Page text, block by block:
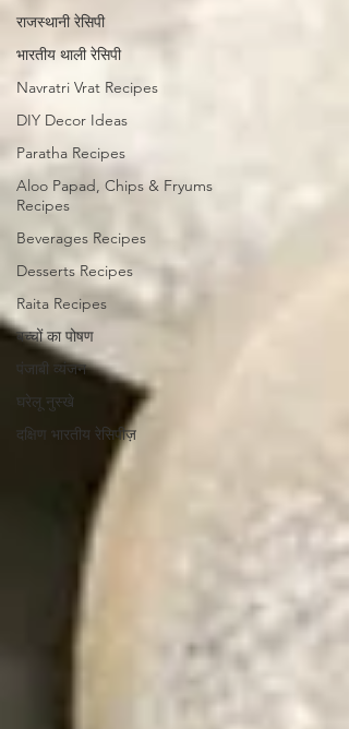
राजस्थानी रेसिपी
भारतीय थाली रेसिपी
Navratri Vrat Recipes
DIY Decor Ideas
Paratha Recipes
Aloo Papad, Chips & Fryums
Recipes
Beverages Recipes
Desserts Recipes
Raita Recipes
बच्चों का पोषण
पंजाबी व्यंजन
घरेलू नुस्खे
दक्षिण भारतीय रेसिपीज़